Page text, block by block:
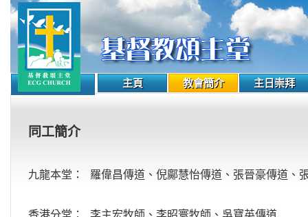
主頁 教會簡介 主日崇拜
同工簡介
九龍本堂： 羅偉昌傳道、倪鄺慧怡傳道、張晉豪傳道、
香港分堂： 李主宏牧師、李昭寰牧師、吳寶英傳道